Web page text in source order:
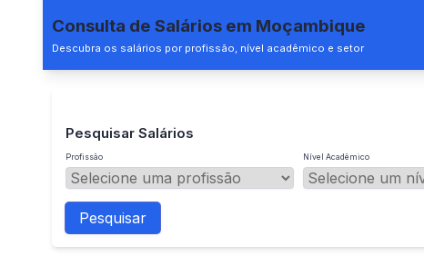
Consulta de Salários em Moçambique
Descubra os salários por profissão, nível acadêmico e setor
Pesquisar Salários
Profissão Nível Acadêmico
Pesquisar